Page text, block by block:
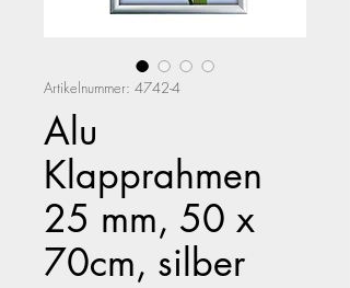
Artikelnummer: 4742-4
Alu
Klapprahmen
25 mm, 50 x
70cm, silber